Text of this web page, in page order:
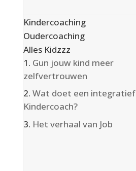
Kindercoaching
Oudercoaching
Alles Kidzzz
Gun jouw kind meer
zelfvertrouwen
Wat doet een integratief
Kindercoach?
Het verhaal van Job